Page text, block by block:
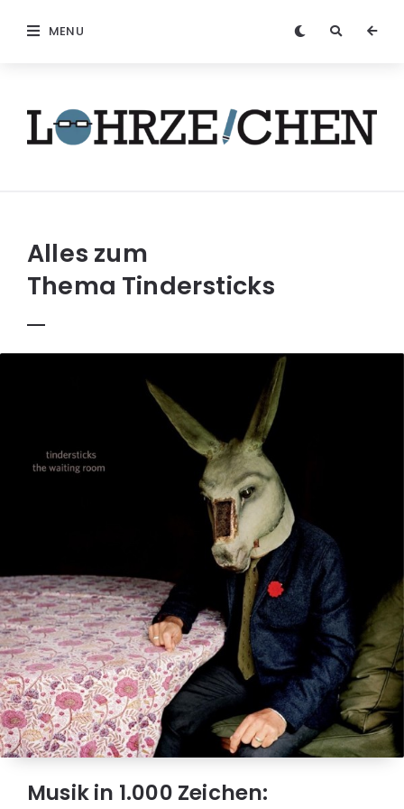
MENU
Alles zum
Thema Tindersticks
Musik in 1.000 Zeichen: